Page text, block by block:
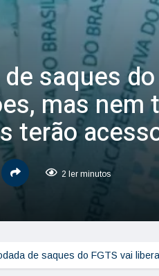
saques
mas nem
terão
2 ler minutos
de saques do FGTS vai